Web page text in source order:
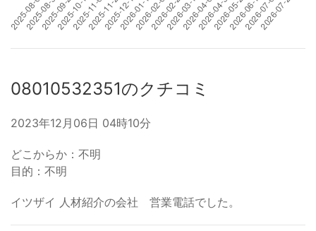
08010532351のクチコミ
2023年12月06日 04時10分
どこからか：不明
目的：不明
イツザイ 人材紹介の会社 営業電話でした。